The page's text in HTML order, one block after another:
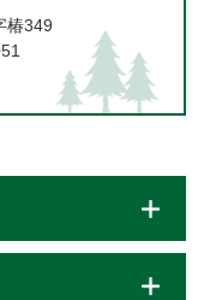
椿349